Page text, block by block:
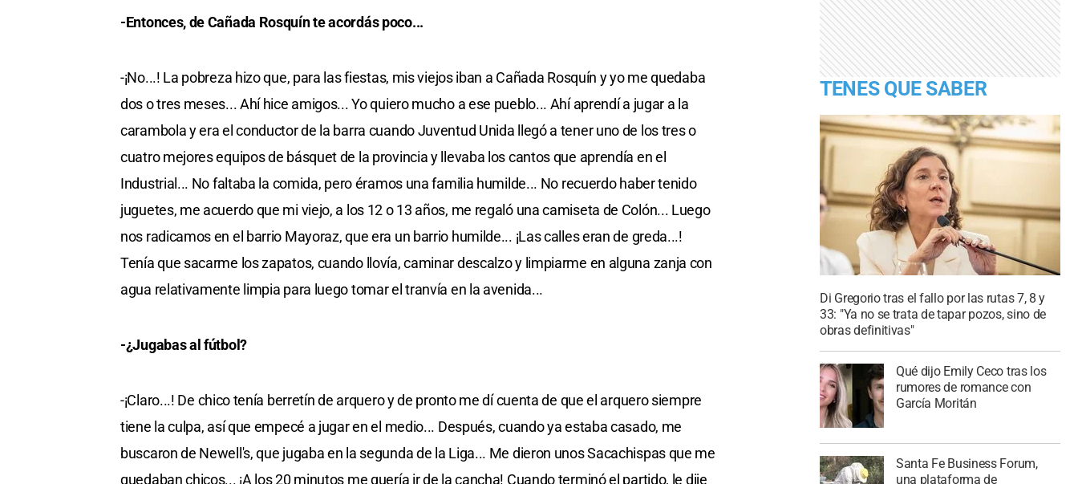
-Entonces, de Cañada Rosquín te acordás poco...
-¡No...! La pobreza hizo que, para las fiestas, mis viejos iban a Cañada Rosquín y yo me quedaba
dos o tres meses... Ahí hice amigos... Yo quiero mucho a ese pueblo... Ahí aprendí a jugar a la
carambola y era el conductor de la barra cuando Juventud Unida llegó a tener uno de los tres o
cuatro mejores equipos de básquet de la provincia y llevaba los cantos que aprendía en el
Industrial... No faltaba la comida, pero éramos una familia humilde... No recuerdo haber tenido
juguetes, me acuerdo que mi viejo, a los 12 o 13 años, me regaló una camiseta de Colón... Luego
nos radicamos en el barrio Mayoraz, que era un barrio humilde... ¡Las calles eran de greda...!
Tenía que sacarme los zapatos, cuando llovía, caminar descalzo y limpiarme en alguna zanja con
agua relativamente limpia para luego tomar el tranvía en la avenida...
-¿Jugabas al fútbol?
-¡Claro...! De chico tenía berretín de arquero y de pronto me dí cuenta de que el arquero siempre
tiene la culpa, así que empecé a jugar en el medio... Después, cuando ya estaba casado, me
buscaron de Newell's, que jugaba en la segunda de la Liga... Me dieron unos Sacachispas que me
quedaban chicos... ¡A los 20 minutos me quería ir de la cancha! Cuando terminó el partido, le dije
TENES QUE SABER
Di Gregorio tras el fallo por las rutas 7, 8 y
33: "Ya no se trata de tapar pozos, sino de
obras definitivas"
Qué dijo Emily Ceco tras los
rumores de romance con
García Moritán
Santa Fe Business Forum,
una plataforma de